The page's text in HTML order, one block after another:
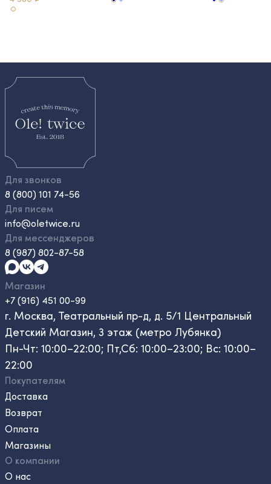
Для звонков
8 (800) 101 74-56
Для писем
info@oletwice.ru
Для мессенджеров
8 (987) 802-87-58
Магазин
+7 (916) 451 00-99
г. Москва, Театральный пр-д, д. 5/1 Центральный
Детский Магазин, 3 этаж (метро Лубянка)
Пн-Чт: 10:00–22:00; Пт,Сб: 10:00–23:00; Вс: 10:00–
22:00
Покупателям
Доставка
Возврат
Оплата
Магазины
О компании
О нас